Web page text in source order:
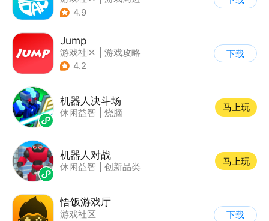
4.9
Jump
游戏社区
游戏攻略
| 游戏交易
4.2
下载
机器人决斗场
休闲益智 烧脑
马上玩
机器人对战
休闲益智 创新品类
马上玩
悟饭游戏厅
游戏社区
下载